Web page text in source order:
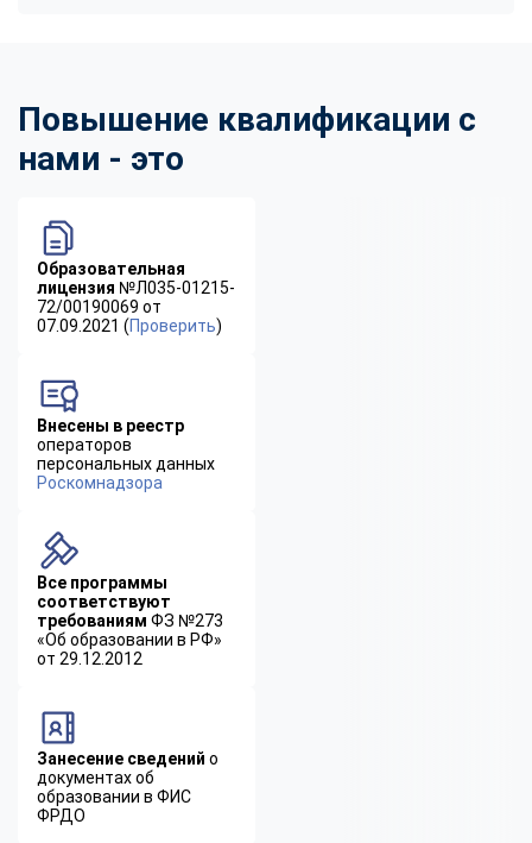
Повышение квалификации с
нами - это
Образовательная
лицензия №Л035-01215-
72/00190069 от
07.09.2021 (Проверить)
Внесены в реестр
операторов
персональных данных
Роскомнадзора
Все программы
соответствуют
требованиям ФЗ №273
«Об образовании в РФ»
от 29.12.2012
Занесение сведений о
документах об
образовании в ФИС
ФРДО